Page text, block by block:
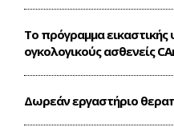
Το πρόγραμμα
ογκολογικούς ασθενείς
Δωρεάν εργαστήριο